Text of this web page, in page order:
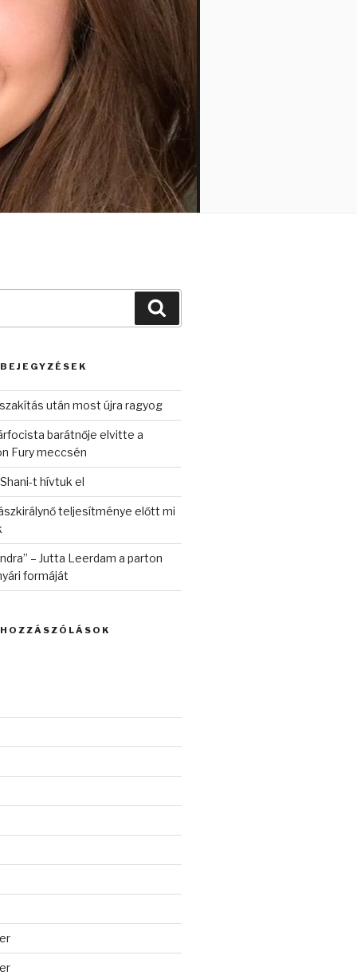
után most újra ragyog
barátnője elvitte a
Fury meccsén
t hívtuk el
teljesítménye előtt mi
– Jutta Leerdam a parton
formáját